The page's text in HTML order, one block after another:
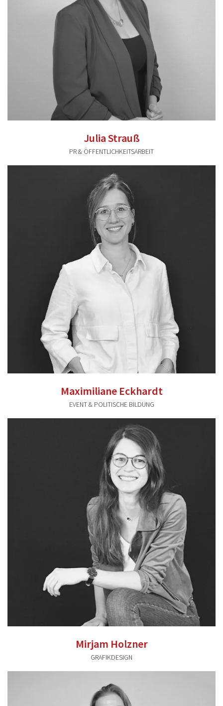
Julia Strauß
PR & ÖFFENTLICHKEITSARBEIT
julia.strauss@valentum-kommunikation.de
0941 591896 43
Maximiliane Eckhardt
EVENT & POLITISCHE BILDUNG
Mirjam Holzner
GRAFIKDESIGN